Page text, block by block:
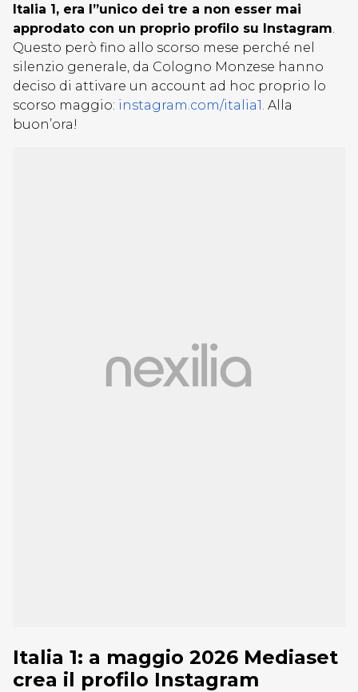
Italia 1, era l”unico dei tre a non esser mai
approdato con un proprio profilo su Instagram.
Questo però fino allo scorso mese perché nel
silenzio generale, da Cologno Monzese hanno
deciso di attivare un account ad hoc proprio lo
scorso maggio: instagram.com/italia1. Alla
buon’ora!
Italia 1: a maggio 2026 Mediaset
crea il profilo Instagram